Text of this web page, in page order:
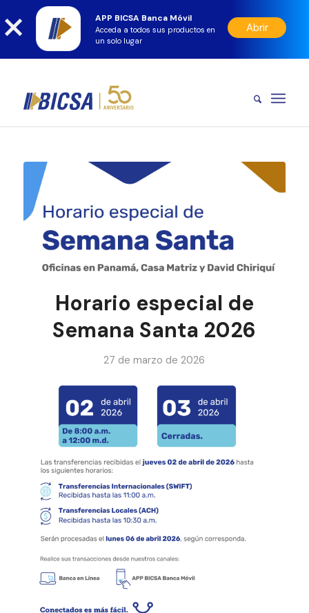
APP BICSA Banca Móvil
Acceda a todos sus productos en
un solo lugar
Abrir
Horario especial de
Semana Santa 2026
27 de marzo de 2026